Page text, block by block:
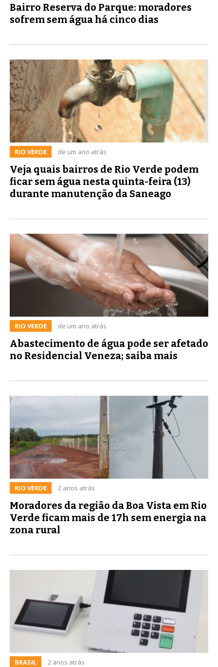
Bairro Reserva do Parque: moradores
sofrem sem água há cinco dias
RIO VERDE de um ano atrás
Veja quais bairros de Rio Verde podem
ficar sem água nesta quinta-feira (13)
durante manutenção da Saneago
RIO VERDE de um ano atrás
Abastecimento de água pode ser afetado
no Residencial Veneza; saiba mais
RIO VERDE 2 anos atrás
Moradores da região da Boa Vista em Rio
Verde ficam mais de 17h sem energia na
zona rural
BRASIL 2 anos atrás